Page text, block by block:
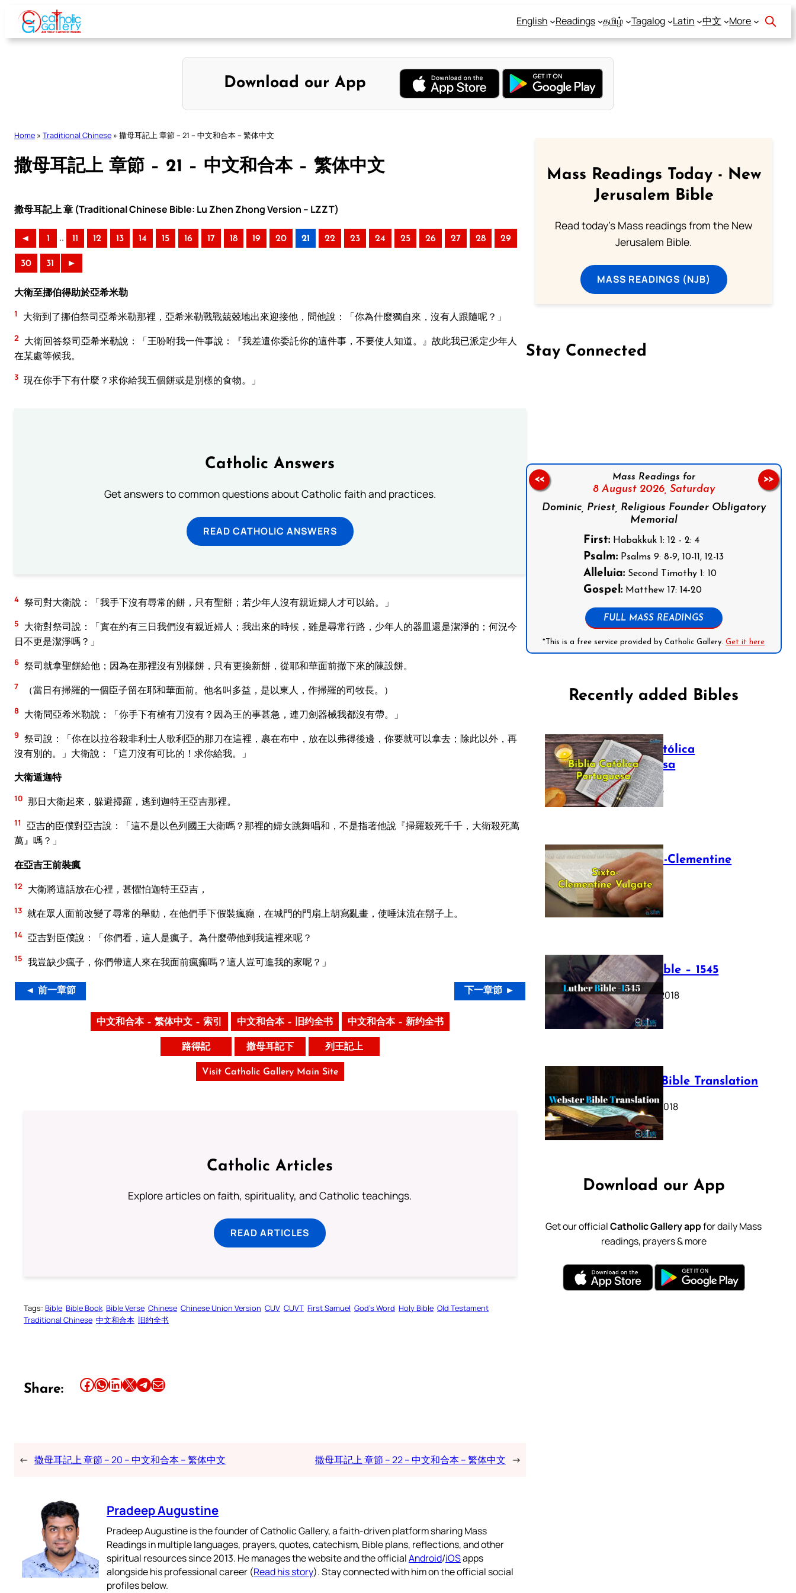
Skip
content
English Readings தமிழ் Tagalog Latin 中文 More
Download our App
Home » Traditional Chinese » 撒母耳記上 章節 – 21 – 中文和合本 – 繁体中文
撒母耳記上 章節 – 21 – 中文和合本 – 繁体中文
撒母耳記上 章 (Traditional Chinese Bible: Lu Zhen Zhong Version – LZZT)
◄ 1 .. 11 12 13 14 15 16 17 18 19 20 21 22 23 24 25 26 27 28 29
30 31 ►
大衛至挪伯得助於亞希米勒
1 大衛到了挪伯祭司亞希米勒那裡，亞希米勒戰戰兢兢地出來迎接他，問他說：「你為什麼獨自來，沒有人跟隨呢？」
2
大衛回答祭司亞希米勒說：「王吩咐我一件事說：『我差遣你委託你的這件事，不要使人知道。』故此我已派定少年人
在某處等候我。
3 現在你手下有什麼？求你給我五個餅或是別樣的食物。」
Catholic Answers
Get answers to common questions about Catholic faith and practices.
READ CATHOLIC ANSWERS
4 祭司對大衛說：「我手下沒有尋常的餅，只有聖餅；若少年人沒有親近婦人才可以給。」
5
大衛對祭司說：「實在約有三日我們沒有親近婦人；我出來的時候，雖是尋常行路，少年人的器皿還是潔淨的；何況今
日不更是潔淨嗎？」
6 祭司就拿聖餅給他；因為在那裡沒有別樣餅，只有更換新餅，從耶和華面前撤下來的陳設餅。
7 （當日有掃羅的一個臣子留在耶和華面前。他名叫多益，是以東人，作掃羅的司牧長。）
8 大衛問亞希米勒說：「你手下有槍有刀沒有？因為王的事甚急，連刀劍器械我都沒有帶。」
9 祭司說：「你在以拉谷殺非利士人歌利亞的那刀在這裡，裹在布中，放在以弗得後邊，你要就可以拿去；除此以外，再
沒有別的。」大衛說：「這刀沒有可比的！求你給我。」
大衛遁迦特
10 那日大衛起來，躲避掃羅，逃到迦特王亞吉那裡。
11
亞吉的臣僕對亞吉說：「這不是以色列國王大衛嗎？那裡的婦女跳舞唱和，不是指著他說『掃羅殺死千千，大衛殺死萬
萬』嗎？」
在亞吉王前裝瘋
12 大衛將這話放在心裡，甚懼怕迦特王亞吉，
13 就在眾人面前改變了尋常的舉動，在他們手下假裝瘋癲，在城門的門扇上胡寫亂畫，使唾沫流在鬍子上。
14 亞吉對臣僕說：「你們看，這人是瘋子。為什麼帶他到我這裡來呢？
15 我豈缺少瘋子，你們帶這人來在我面前瘋癲嗎？這人豈可進我的家呢？」
◄ 前一章節 下一章節 ►
中文和合本 – 繁体中文 – 索引 中文和合本 – 旧约全书 中文和合本 – 新约全书
路得記 撒母耳記下 列王記上
Visit Catholic Gallery Main Site
Catholic Articles
Explore articles on faith, spirituality, and Catholic teachings.
READ ARTICLES
Tags: Bible Bible Book Bible Verse Chinese Chinese Union Version CUV CUVT First Samuel God’s Word Holy Bible Old Testament
Traditional Chinese 中文和合本 旧约全书
Share: Share this article on Facebook Share this article on WhatsApp Share this article on LinkedIn Share this article on X Share this article on TelegramEmail this Article
← 撒母耳記上 章節 – 20 – 中文和合本 – 繁体中文 撒母耳記上 章節 – 22 – 中文和合本 – 繁体中文 →
Pradeep Augustine
Pradeep Augustine is the founder of Catholic Gallery, a faith-driven platform sharing Mass
Readings in multiple languages, prayers, quotes, catechism, Bible plans, reflections, and other
spiritual resources since 2013. He manages the website and the officialAndroid/iOSapps
alongside his professional career (Read his story). Stay connected with him on the official social
profiles below.
Mass Readings Today - New
Jerusalem Bible
Read today's Mass readings from the New
Jerusalem Bible.
MASS READINGS (NJB)
Stay Connected
Mass Readings for
8 August 2026, Saturday
Dominic, Priest, Religious Founder Obligatory
Memorial
First: Habakkuk 1: 12 - 2: 4
Psalm: Psalms 9: 8-9, 10-11, 12-13
Alleluia: Second Timothy 1: 10
Gospel: Matthew 17: 14-20
FULL MASS READINGS
*This is a free service provided by Catholic Gallery.Get it here
<< >>
Recently added Bibles
Bíblia Católica
Portuguesa
July 16, 2025
The Sixto-Clementine
Vulgate
July 12, 2025
Luther Bible – 1545
October 17, 2018
Webster Bible Translation
October 11, 2018
Download our App
Get our officialCatholic Gallery appfor daily Mass
readings, prayers & more